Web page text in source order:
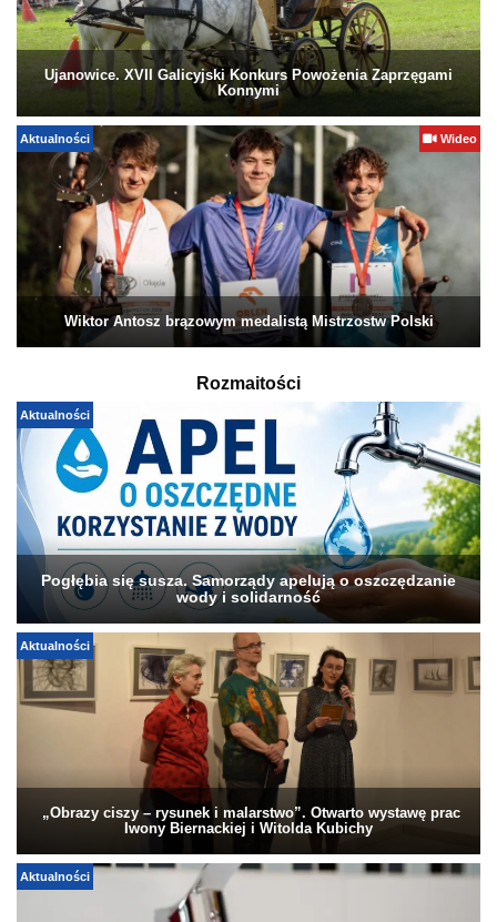
Ujanowice. XVII Galicyjski Konkurs Powożenia Zaprzęgami
Konnymi
Aktualności Wideo
Wiktor Antosz brązowym medalistą Mistrzostw Polski
Rozmaitości
Aktualności
Pogłębia się susza. Samorządy apelują o oszczędzanie
wody i solidarność
Aktualności
„Obrazy ciszy – rysunek i malarstwo”. Otwarto wystawę prac
Iwony Biernackiej i Witolda Kubichy
Aktualności